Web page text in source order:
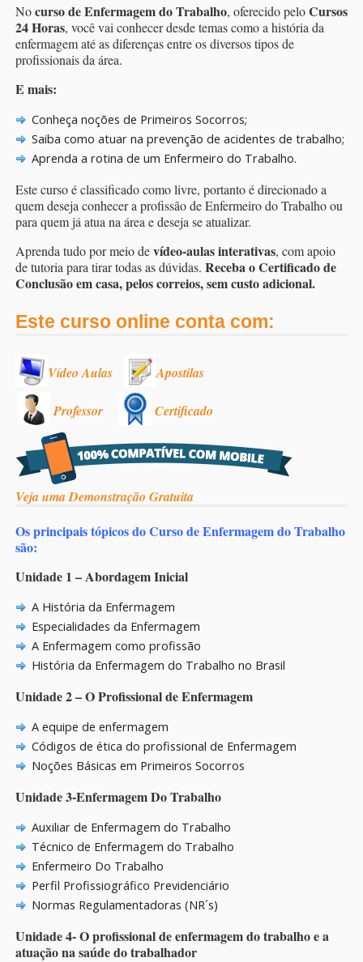
Nocurso de Enfermagem do Trabalho, oferecido peloCursos
24 Horas, você vai conhecer desde temas como a história da
enfermagem até as diferenças entre os diversos tipos de
profissionais da área.
E mais:
Conheça noções de Primeiros Socorros;
Saiba como atuar na prevenção de acidentes de trabalho;
Aprenda a rotina de um Enfermeiro do Trabalho.
Este curso é classificado como livre, portanto é direcionado a
quem deseja conhecer a profissão de Enfermeiro do Trabalho ou
para quem já atua na área e deseja se atualizar.
Aprenda tudo por meio devídeo-aulas interativas, com apoio
de tutoria para tirar todas as dúvidas. Receba o Certificado de
Conclusão em casa, pelos correios, sem custo adicional.
Este curso online conta com:
Vídeo Aulas Apostilas
Professor Certificado
Veja uma Demonstração Gratuita
Os principais tópicos do Curso de Enfermagem do Trabalho
são:
Unidade 1 – Abordagem Inicial
A História da Enfermagem
Especialidades da Enfermagem
A Enfermagem como profissão
História da Enfermagem do Trabalho no Brasil
Unidade 2 – O Profissional de Enfermagem
A equipe de enfermagem
Códigos de ética do profissional de Enfermagem
Noções Básicas em Primeiros Socorros
Unidade 3-Enfermagem Do Trabalho
Auxiliar de Enfermagem do Trabalho
Técnico de Enfermagem do Trabalho
Enfermeiro Do Trabalho
Perfil Profissiográfico Previdenciário
Normas Regulamentadoras (NR´s)
Unidade 4- O profissional de enfermagem do trabalho e a
atuação na saúde do trabalhador